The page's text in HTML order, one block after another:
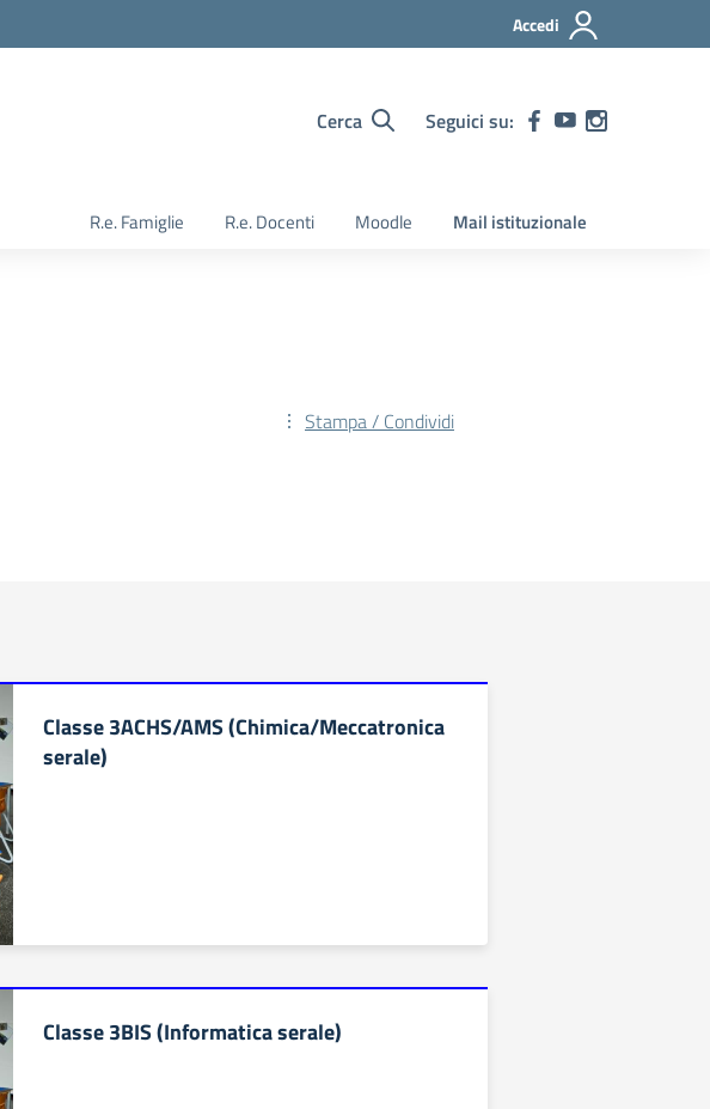
Accedi
Cerca Seguici su:
R.e. Famiglie R.e. Docenti Moodle Mail istituzionale
Stampa / Condividi
Classe 3ACHS/AMS (Chimica/Meccatronica
serale)
Classe 3BIS (Informatica serale)